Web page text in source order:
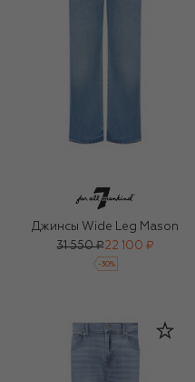
Джинсы Wide Leg Mason
31 550 ₽22 100 ₽
-30%